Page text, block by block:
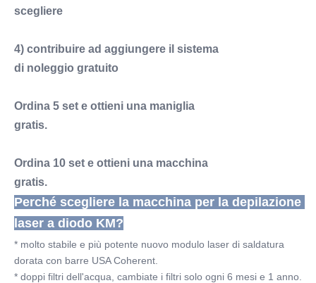
scegliere
4) contribuire ad aggiungere il sistema
di noleggio gratuito
Ordina 5 set e ottieni una maniglia
gratis.
Ordina 10 set e ottieni una macchina
gratis.
Perché scegliere la macchina per la depilazione
laser a diodo KM?
* molto stabile e più potente nuovo modulo laser di saldatura
dorata con barre USA Coherent.
* doppi filtri dell'acqua, cambiate i filtri solo ogni 6 mesi e 1 anno.